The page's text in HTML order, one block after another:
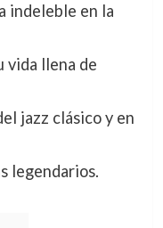
indeleble en la
vida llena de
jazz clásico y en
legendarios.